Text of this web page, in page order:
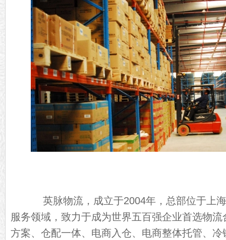
英脉物流，成立于2004年，总部位于上海
服务领域，致力于成为世界五百强企业首选物
方案、仓配一体、电商入仓、电商整体托管、